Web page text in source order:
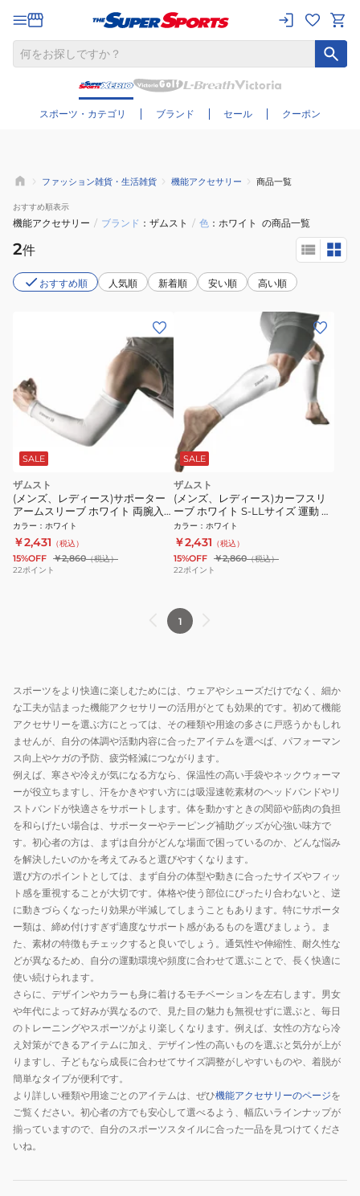
スポーツ・カテゴリ ブランド セール クーポン
さらに絞り込む
ファッション雑貨・生活雑貨 機能アクセサリー 商品一覧
おすすめ順表示
機能アクセサリー / ブランド ザムスト / 色 ホワイト の商品一覧
2件
おすすめ順 人気順 新着順 安い順 高い順
SALE
ザムスト
(メンズ、レディース)サポーター
アームスリーブ ホワイト 両腕入
り
カラー ： ホワイト
￥2,431 （税込）
15%OFF ￥2,860（税込）
22ポイント
SALE
ザムスト
(メンズ、レディース)カーフスリ
ーブ ホワイト S-LLサイズ 運動 ス
ポーツ
カラー ： ホワイト
￥2,431 （税込）
15%OFF ￥2,860（税込）
22ポイント
1
スポーツをより快適に楽しむためには、ウェアやシューズだけでなく、細か
な工夫が詰まった機能アクセサリーの活用がとても効果的です。初めて機能
アクセサリーを選ぶ方にとっては、その種類や用途の多さに戸惑うかもしれ
ませんが、自分の体調や活動内容に合ったアイテムを選べば、パフォーマン
ス向上やケガの予防、疲労軽減につながります。
例えば、寒さや冷えが気になる方なら、保温性の高い手袋やネックウォーマ
ーが役立ちますし、汗をかきやすい方には吸湿速乾素材のヘッドバンドやリ
ストバンドが快適さをサポートします。体を動かすときの関節や筋肉の負担
を和らげたい場合は、サポーターやテーピング補助グッズが心強い味方で
す。初心者の方は、まずは自分がどんな場面で困っているのか、どんな悩み
を解決したいのかを考えてみると選びやすくなります。
選び方のポイントとしては、まず自分の体型や動きに合ったサイズやフィッ
ト感を重視することが大切です。体格や使う部位にぴったり合わないと、逆
に動きづらくなったり効果が半減してしまうこともあります。特にサポータ
ー類は、締め付けすぎず適度なサポート感があるものを選びましょう。ま
た、素材の特徴もチェックすると良いでしょう。通気性や伸縮性、耐久性な
どが異なるため、自分の運動環境や頻度に合わせて選ぶことで、長く快適に
使い続けられます。
さらに、デザインやカラーも身に着けるモチベーションを左右します。男女
や年代によって好みが異なるので、見た目の魅力も無視せずに選ぶと、毎日
のトレーニングやスポーツがより楽しくなります。例えば、女性の方なら冷
え対策ができるアイテムに加え、デザイン性の高いものを選ぶと気分が上が
りますし、子どもなら成長に合わせてサイズ調整がしやすいものや、着脱が
簡単なタイプが便利です。
より詳しい種類や用途ごとのアイテムは、ぜひ機能アクセサリーのページを
ご覧ください。初心者の方でも安心して選べるよう、幅広いラインナップが
揃っていますので、自分のスポーツスタイルに合った一品を見つけてくださ
いね。